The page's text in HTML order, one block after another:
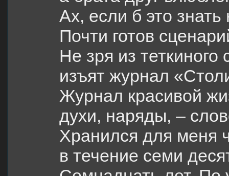
Ах, если б это знать
Почти готов
Не зря из теткиного
изъят журнал
Журнал красивой
духи, наряды, –
Хранился для меня
в течение семи